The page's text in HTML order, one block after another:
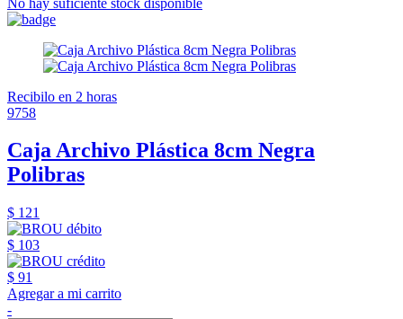
Recibilo en 2 horas
9758
Caja Archivo Plástica 8cm Negra
Polibras
$ 121
$ 103
$ 91
Agregar a mi carrito
-